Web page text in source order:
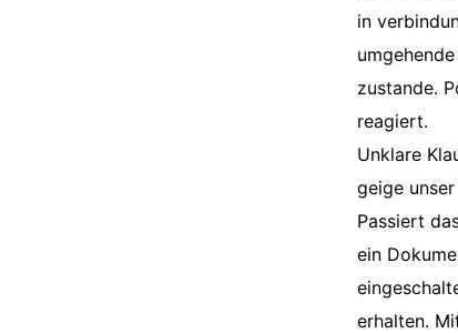
in
zustande.
reagiert.
Unklare
geige
Passiert
ein
erhalten.